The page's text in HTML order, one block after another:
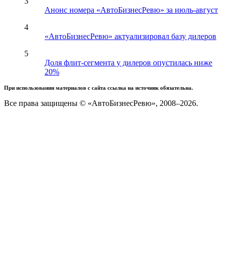
Анонс номера «АвтоБизнесРевю» за июль-август
4
«АвтоБизнесРевю» актуализировал базу дилеров
5
Доля флит-сегмента у дилеров опустилась ниже
20%
При использовании материалов с сайта ссылка на источник обязательна.
Все права защищены © «АвтоБизнесРевю», 2008–2026.